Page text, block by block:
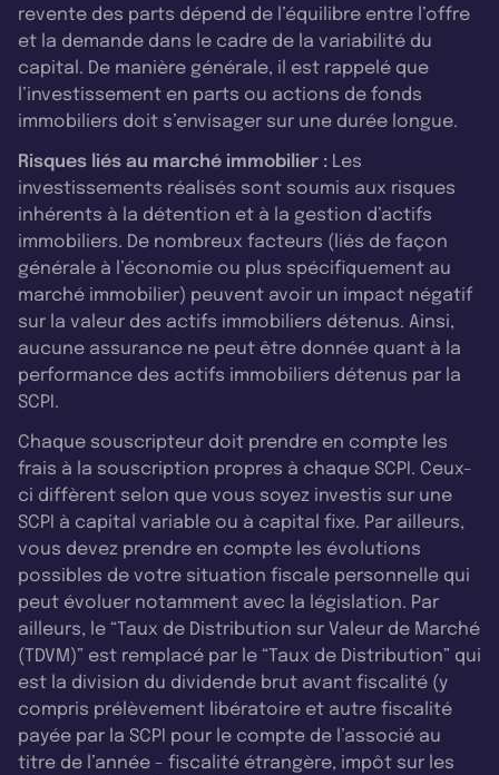
revente des parts dépend de l’équilibre entre l’offre
et la demande dans le cadre de la variabilité du
capital. De manière générale, il est rappelé que
l’investissement en parts ou actions de fonds
immobiliers doit s’envisager sur une durée longue.
Risques liés au marché immobilier : Les
investissements réalisés sont soumis aux risques
inhérents à la détention et à la gestion d’actifs
immobiliers. De nombreux facteurs (liés de façon
générale à l’économie ou plus spécifiquement au
marché immobilier) peuvent avoir un impact négatif
sur la valeur des actifs immobiliers détenus. Ainsi,
aucune assurance ne peut être donnée quant à la
performance des actifs immobiliers détenus par la
SCPI.
Chaque souscripteur doit prendre en compte les
frais à la souscription propres à chaque SCPI. Ceux-
ci diffèrent selon que vous soyez investis sur une
SCPI à capital variable ou à capital fixe. Par ailleurs,
vous devez prendre en compte les évolutions
possibles de votre situation fiscale personnelle qui
peut évoluer notamment avec la législation. Par
ailleurs, le “Taux de Distribution sur Valeur de Marché
(TDVM)” est remplacé par le “Taux de Distribution” qui
est la division du dividende brut avant fiscalité (y
compris prélèvement libératoire et autre fiscalité
payée par la SCPI pour le compte de l’associé au
titre de l’année - fiscalité étrangère, impôt sur les